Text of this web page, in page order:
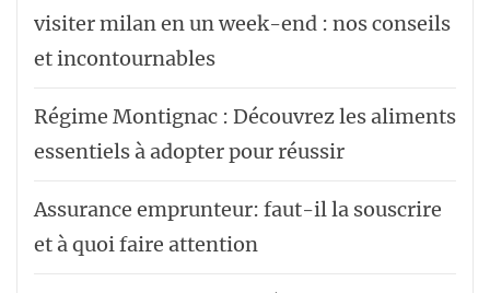
visiter milan en un week-end : nos conseils
et incontournables
Régime Montignac : Découvrez les aliments
essentiels à adopter pour réussir
Assurance emprunteur: faut-il la souscrire
et à quoi faire attention